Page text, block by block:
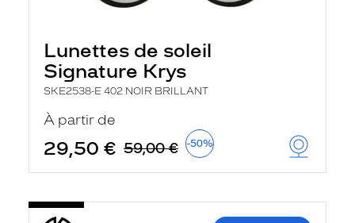
Lunettes de soleil
Signature Krys
SKE2538-E 402 NOIR BRILLANT
À partir de
29,50 € 59,00 € -50%